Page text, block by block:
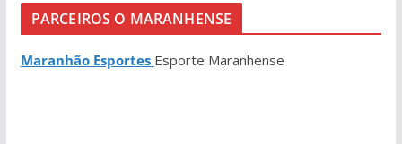
PARCEIROS O MARANHENSE
Maranhão Esportes Esporte Maranhense